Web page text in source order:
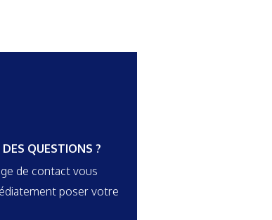
QUESTIONS ?
de contact vous
poser votre